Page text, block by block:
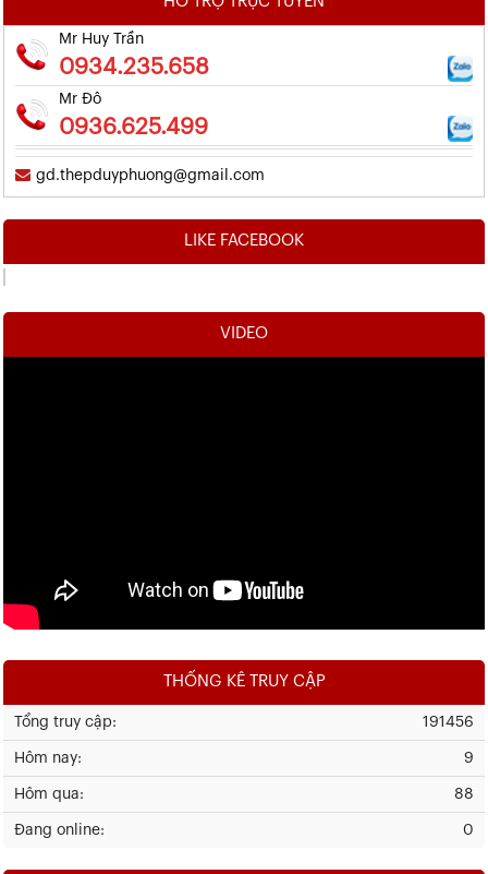
Mr Huy Trần
0934.235.658
Mr Đô
0936.625.499
gd.thepduyphuong@gmail.com
LIKE FACEBOOK
VIDEO
THỐNG KÊ TRUY CẬP
191456
Tổng truy cập:
9
Hôm nay:
88
Hôm qua:
0
Đang online: